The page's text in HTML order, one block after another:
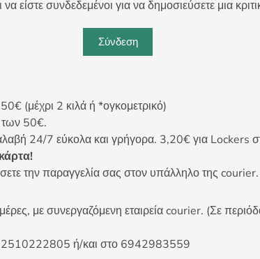
είστε συνδεδεμένοι για να δημοσιεύσετε μια
Σύνδεση
(μέχρι 2 κιλά ή *ογκομετρικό)
των 50€.
24/7 εύκολα και γρήγορα. 3,20€ για Lockers
την παραγγελία σας στον υπάλληλο της courier.
με συνεργαζόμενη εταιρεία courier. (Σε
2510222805 ή/και στο 6942983559